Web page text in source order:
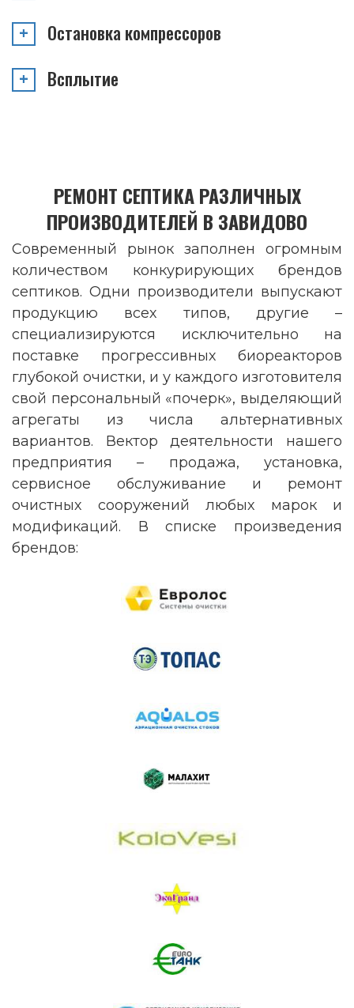
Остановка компрессоров
Всплытие
РЕМОНТ СЕПТИКА РАЗЛИЧНЫХ
ПРОИЗВОДИТЕЛЕЙ В ЗАВИДОВО
Современный рынок заполнен огромным
количеством конкурирующих брендов
септиков. Одни производители выпускают
продукцию всех типов, другие –
специализируются исключительно на
поставке прогрессивных биореакторов
глубокой очистки, и у каждого изготовителя
свой персональный «почерк», выделяющий
агрегаты из числа альтернативных
вариантов. Вектор деятельности нашего
предприятия – продажа, установка,
сервисное обслуживание и ремонт
очистных сооружений любых марок и
модификаций. В списке произведения
брендов: